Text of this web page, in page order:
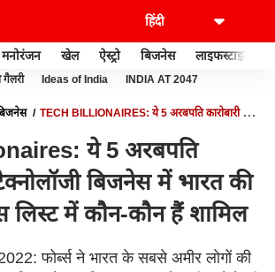
मनोरंजन खेल ऐस्ट्रो बिजनेस लाइफस्टाइल
गैलरी Ideas of India INDIA AT 2047
TECH BILLIONAIRES: ये 5 अरबपति कारोबारी हैं
ये 5 अरबपति
बिजनेस में भारत की
लिस्‍ट में कौन-कौन हैं शामिल
फोर्ब्स ने भारत के सबसे अमीर लोगों की